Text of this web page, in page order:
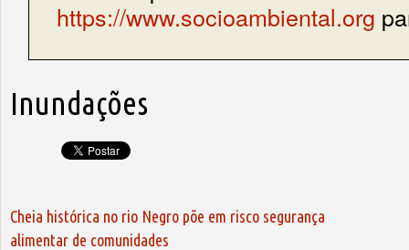
https://www.socioambiental.org
Inundações
Cheia histórica no rio Negro põe em risco segurança
alimentar de comunidades